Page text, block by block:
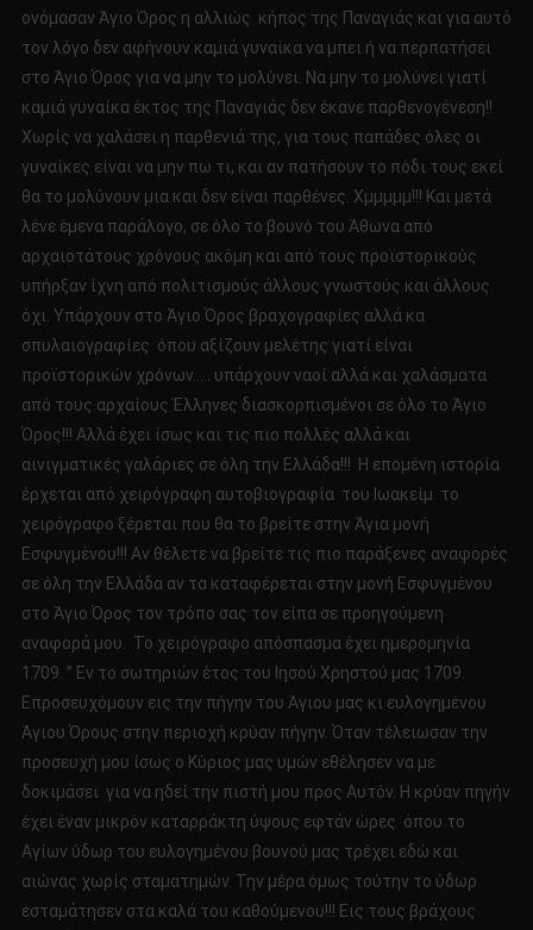
ονόμασαν Άγιο Όρος η αλλιώς κήπος της Παναγιάς και για αυτό
τον λόγο δεν αφήνουν καμιά γυναίκα να μπει ή να περπατήσει
στο Άγιο Όρος για να μην το μολύνει. Να μην το μολύνει γιατί
καμιά γυναίκα έκτος της Παναγιάς δεν έκανε παρθενογένεση!!
Χωρίς να χαλάσει η παρθενιά της, για τους παπάδες όλες οι
γυναίκες είναι να μην πω τι, και αν πατήσουν το πόδι τους εκεί
θα το μολύνουν μια και δεν είναι παρθένες. Χμμμμμ!!! Και μετά
λένε έμενα παράλογο, σε όλο το βουνό του Άθωνα από
αρχαιοτάτους χρόνους ακόμη και από τους προϊστορικούς
υπήρξαν ίχνη από πολιτισμούς άλλους γνωστούς και άλλους
όχι. Υπάρχουν στο Άγιο Όρος βραχογραφίες αλλά κα
σπυλαιογραφίες όπου αξίζουν μελέτης γιατί είναι
προϊστορικών χρόνων….. υπάρχουν ναοί αλλά και χαλάσματα
από τους αρχαίους Έλληνες διασκορπισμένοι σε όλο το Άγιο
Όρος!!! Αλλά έχει ίσως και τις πιο πολλές αλλά και
αινιγματικές γαλάριες σε όλη την Ελλάδα!!! Η επομένη ιστορία
έρχεται από χειρόγραφη αυτοβιογραφία του Ιωακείμ το
χειρόγραφο ξέρεται που θα το βρείτε στην Άγια μονή
Εσφυγμένου!!! Αν θέλετε να βρείτε τις πιο παράξενες αναφορές
σε όλη την Ελλάδα αν τα καταφέρεται στην μονή Εσφυγμένου
στο Άγιο Όρος τον τρόπο σας τον είπα σε προηγούμενη
αναφορά μου. Το χειρόγραφο απόσπασμα έχει ημερομηνία
1709. ” Εν το σωτηριών έτος του Ιησού Χρηστού μας 1709.
Επροσευχόμουν εις την πήγην του Άγιου μας κι ευλογημένου
Άγιου Όρους στην περιοχή κρύαν πήγην. Όταν τέλειωσαν την
προσευχή μου ίσως ο Κύριος μας υμών εθέλησεν να με
δοκιμάσει για να ηδεί την πιστή μου προς Αυτόν. Η κρύαν πηγήν
έχει έναν μικρόν καταρράκτη ύψους εφτάν ώρες όπου το
Αγίων ύδωρ του ευλογημένου βουνού μας τρέχει εδώ και
αιώνας χωρίς σταματημών. Την μέρα όμως τούτην το ύδωρ
εσταμάτησεν στα καλά του καθούμενου!!! Εις τους βράχους